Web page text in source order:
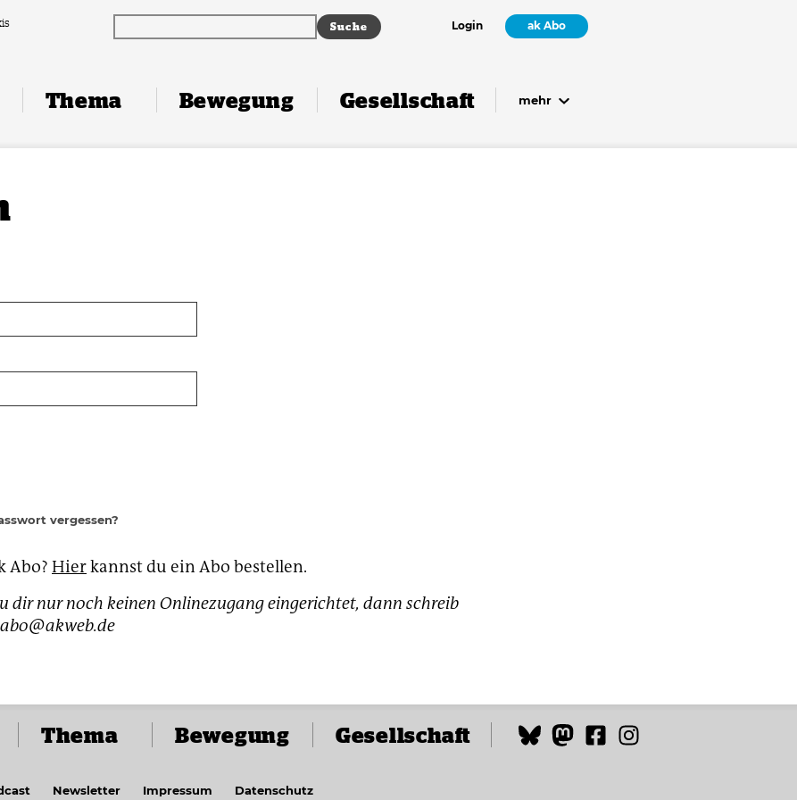
Login ak Abo
Thema Bewegung Gesellschaft mehr
vergessen?
Abo?Hierkannst du ein Abo bestellen.
dir nur noch keinen Onlinezugang eingerichtet, dann schreib
Thema Bewegung Gesellschaft
Newsletter Impressum Datenschutz